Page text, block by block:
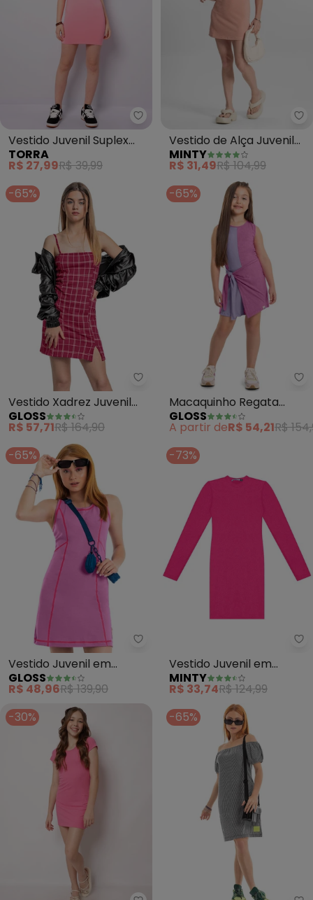
Torra - Vestido Juvenil Suplex
Vestido Juvenil Suplex
(Rosa)
TORRA
R$ 27,99R$ 39,99
Vestido de Alça Juvenil
em Lurex (Rosa)
MINTY
R$ 31,49R$ 104,99
-65%
Gloss - Vestido Xadrez Juvenil
Vestido Xadrez Juvenil
(Rosa)
GLOSS
R$ 57,71R$ 164,90
-65%
Macaquinho Regata
Infantil (Rosa)
GLOSS
A partir deR$ 54,21R$
-65%
Gloss - Vestido Juvenil em
Vestido Juvenil em
Molecotton (Rosa)
GLOSS
R$ 48,96R$ 139,90
-73%
Vestido Juvenil em
Ribana Canelada (Rosa)
MINTY
R$ 33,74R$ 124,99
-30%
-65%